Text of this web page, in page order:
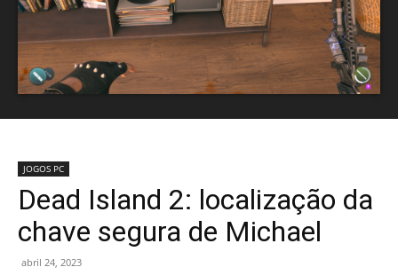
JOGOS PC
Dead Island 2: localização da
chave segura de Michael
abril 24, 2023